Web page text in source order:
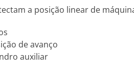
a posição linear de
de avanço
auxiliar